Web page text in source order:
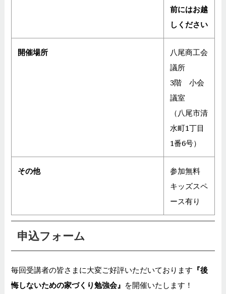
前にはお越
しください
開催場所
八尾商工会
議所
3階 小会
議室
（八尾市清
水町1丁目
1番6号）
その他
参加無料
キッズスペ
ース有り
申込フォーム
毎回受講者の皆さまに大変ご好評いただいております 『後
悔しないための家づくり勉強会』 を開催いたします！